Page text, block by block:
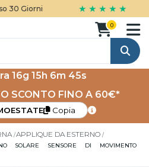
Giorni ★ ★ ★ ★ ★
Cerca
0
16g 15h 6m 45s
SCONTO FINO A 60€*
Copia
APPLIQUE DA ESTERNO
SOLARE SENSORE DI MOVIMENTO